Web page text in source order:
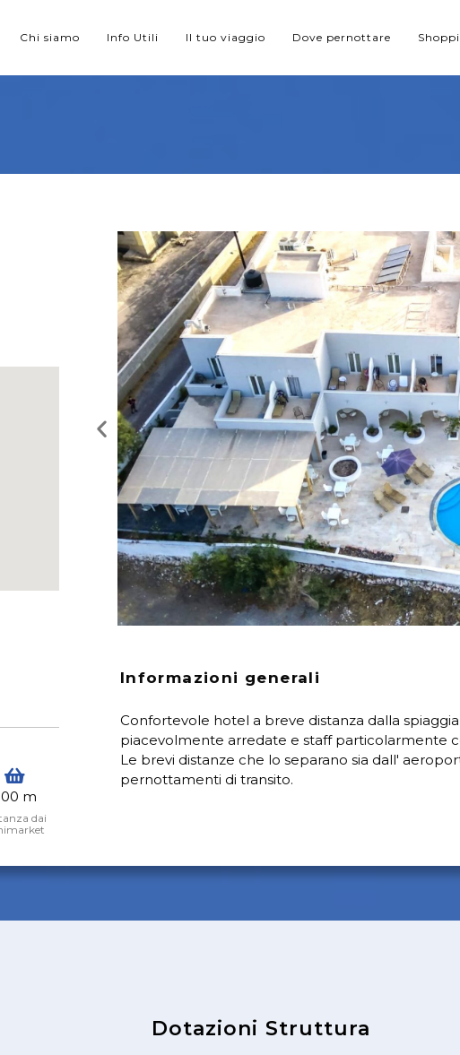
Chi siamo Info Utili Il tuo viaggio Dove pernottare
m
dai
Informazioni generali
Confortevole hotel a breve distanza dalla
piacevolmente arredate e staff particolarmente
Le brevi distanze che lo separano sia dall'
pernottamenti di transito.
Dotazioni Struttura